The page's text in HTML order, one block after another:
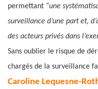
permettant “une
surveillance d’une part et,
des acteurs privés dans
Sans oublier le risque de
chargés de la surveillance
Caroline Lequesne-